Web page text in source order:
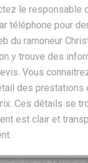
le responsable
téléphone pour
du ramoneur
y trouve des
Vous
des prestations
Ces détails se
est clair et